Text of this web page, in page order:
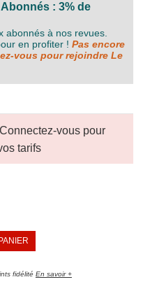
: 3% de
abonnés à nos revues.
en profiter ! Pas encore
vous pour rejoindre Le
Connectez-vous pour
tarifs
fidélité En savoir +